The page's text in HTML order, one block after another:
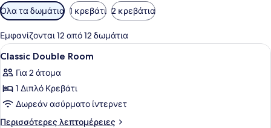
Διαθέσιμα
φίλτρα
για
τα
δωμάτια
Όλα τα δωμάτια 1 κρεβάτι 2 κρεβάτια
Εμφανίζονται 12 από 12 δωμάτια
Προβολή
όλων
των
φωτογραφιών
για
Classic
Ένα δωμάτιο ξενοδοχείου με ένα
3
Classic Double Room
Για 2 άτομα
1 Διπλό Κρεβάτι
Δωρεάν ασύρματο ίντερνετ
Περισσότερες λεπτομέρειες
Περισσότερες